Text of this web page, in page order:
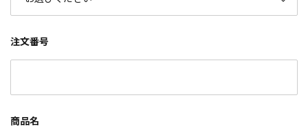
注文番号
商品名